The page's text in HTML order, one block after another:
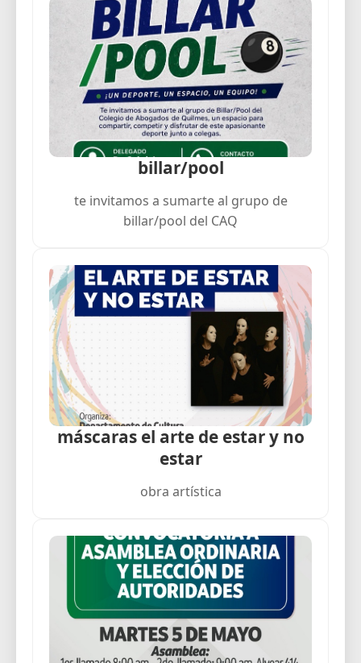
billar/pool
te invitamos a sumarte al grupo de
billar/pool del CAQ
máscaras el arte de estar y no
estar
obra artística